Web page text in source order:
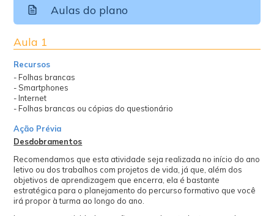
Aulas do plano
Aula 1
Recursos
- Folhas brancas
- Smartphones
- Internet
- Folhas brancas ou cópias do questionário
Ação Prévia
Desdobramentos
Recomendamos que esta atividade seja realizada no início do ano
letivo ou dos trabalhos com projetos de vida, já que, além dos
objetivos de aprendizagem que encerra, ela é bastante
estratégica para o planejamento do percurso formativo que você
irá propor à turma ao longo do ano.